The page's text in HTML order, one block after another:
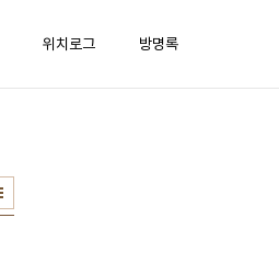
위치로그 방명록